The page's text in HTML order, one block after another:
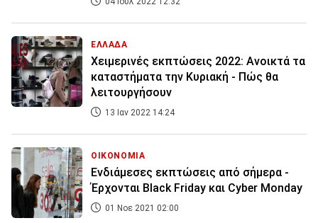
ΕΛΛΑΔΑ
Χειμερινές εκπτώσεις 2022: Ανοικτά τα
καταστήματα την Κυριακή - Πώς θα
λειτουργήσουν
13 Ιαν 2022 14:24
ΟΙΚΟΝΟΜΙΑ
Ενδιάμεσες εκπτώσεις από σήμερα -
Έρχονται Black Friday και Cyber Monday
01 Νοε 2021 02:00